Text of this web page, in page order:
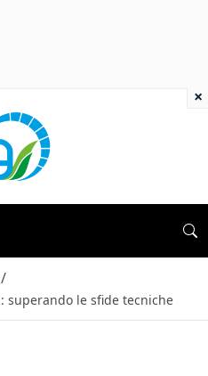
/
superando le sfide tecniche
×